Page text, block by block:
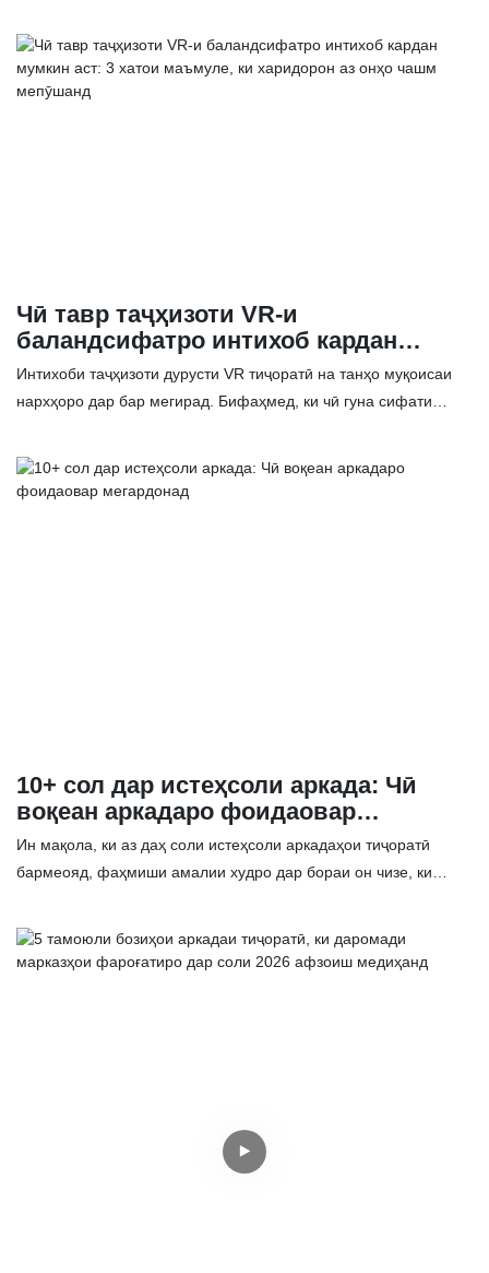
Чӣ тавр таҷҳизоти VR-и
баландсифатро интихоб кардан
мумкин аст: 3 хатои маъмуле, ки
харидорон аз онҳо чашм мепӯшанд
Интихоби таҷҳизоти дурусти VR тиҷоратӣ на танҳо муқоисаи
нархҳоро дар бар мегирад. Бифаҳмед, ки чӣ гуна сифати
ва дастгирии қисмҳои эҳтиётӣ метавонанд ба ROI
дарозмуддати аркадаҳои VR ё макони фароғатии шумо таъсир
10+ сол дар истеҳсоли аркада: Чӣ
воқеан аркадаро фоидаовар
мегардонад
Ин мақола, ки аз даҳ соли истеҳсоли аркадаҳои тиҷоратӣ
бармеояд, фаҳмиши амалии худро дар бораи он чизе, ки
мекунад. Бифаҳмед, ки чаро сахтафзори боэътимод,
ҷойгиркунии стратегии ошёна ва таҷрибаҳои муштараки